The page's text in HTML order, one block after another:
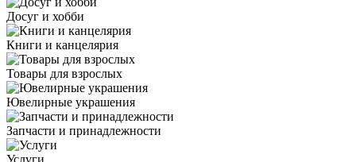
Досуг и хобби
Книги и канцелярия
Товары для взрослых
Ювелирные украшения
Запчасти и принадлежности
Услуги